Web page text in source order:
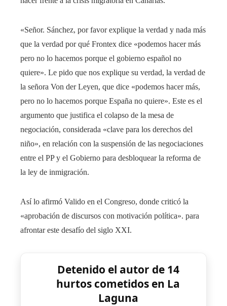
«Señor. Sánchez, por favor explique la verdad y nada más
que la verdad por qué Frontex dice «podemos hacer más
pero no lo hacemos porque el gobierno español no
quiere». Le pido que nos explique su verdad, la verdad de
la señora Von der Leyen, que dice «podemos hacer más,
pero no lo hacemos porque España no quiere». Este es el
argumento que justifica el colapso de la mesa de
negociación, considerada «clave para los derechos del
niño», en relación con la suspensión de las negociaciones
entre el PP y el Gobierno para desbloquear la reforma de
la ley de inmigración.
Así lo afirmó Valido en el Congreso, donde criticó la
«aprobación de discursos con motivación política». para
afrontar este desafío del siglo XXI.
Detenido el autor de 14
hurtos cometidos en La
Laguna